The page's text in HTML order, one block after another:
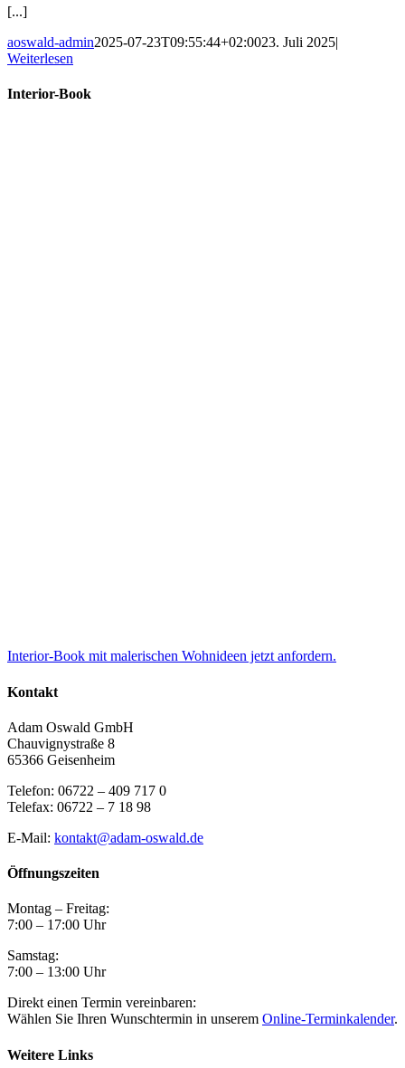
[...]
aoswald-admin2025-07-23T09:55:44+02:0023. Juli 2025|
Weiterlesen
Interior-Book
Interior-Book mit malerischen Wohnideen jetzt anfordern.
Kontakt
Adam Oswald GmbH
Chauvignystraße 8
65366 Geisenheim
Telefon: 06722 – 409 717 0
Telefax: 06722 – 7 18 98
E-Mail: kontakt@adam-oswald.de
Öffnungszeiten
Montag – Freitag:
7:00 – 17:00 Uhr
Samstag:
7:00 – 13:00 Uhr
Direkt einen Termin vereinbaren:
Wählen Sie Ihren Wunschtermin in unserem Online-Terminkalender.
Weitere Links